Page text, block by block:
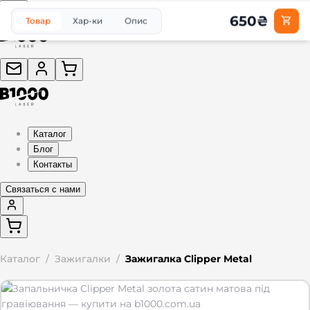
Каталог
Блог
Контакты
Связаться с нами
Каталог / Зажигалки / Зажигалка Clipper Metal
Товар Хар-ки Опис 650₴